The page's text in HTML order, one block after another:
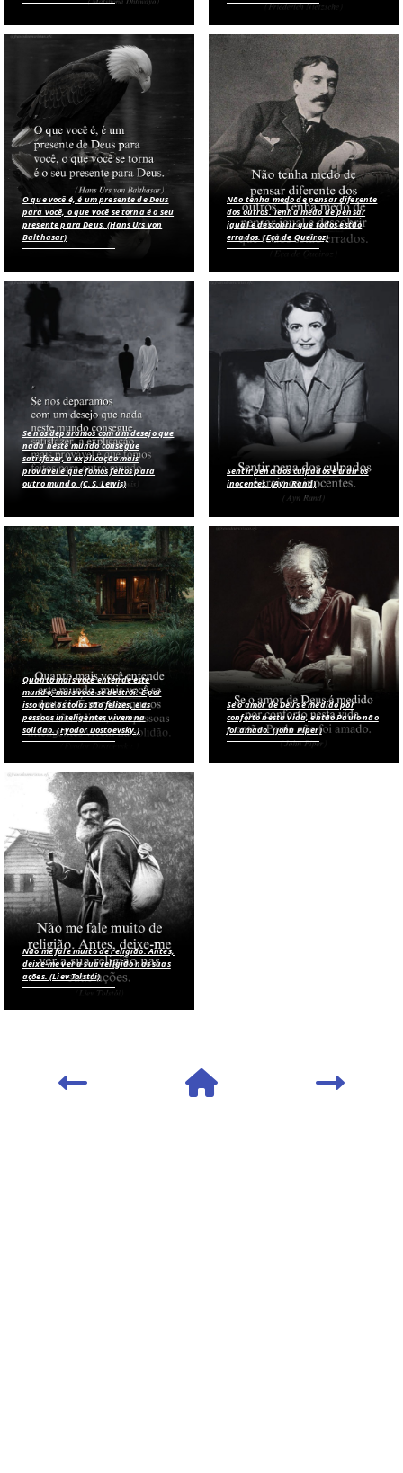
O que você é, é um presente de Deus
para você, o que você se torna é o seu
presente para Deus. (Hans Urs von
Balthasar)
Se nos deparamos com um desejo que
nada neste mundo consegue
satisfazer, a explicação mais
provável é que fomos feitos para
outro mundo. (C.S. Lewis)
Quanto mais você entende este
mundo, mais você se destrói. É por
isso que os tolos são felizes, e as
pessoas inteligentes vivem na
solidão. (Fyodor Dostoevsky.)
Não me fale muito de religião. Antes,
deixe-me ver a sua religião nas suas
ações. (Liev Tolstói)
Não tenha medo de pensar diferente
dos outros. Tenha medo de pensar
igual e descobrir que todos estão
errados. (Eça de Queiroz)
Sentir pena dos culpados é trair os
inocentes. (Ayn Rand)
Se o amor de Deus é medido por
conforto nesta vida, então Paulo não
foi amado. (John Piper)